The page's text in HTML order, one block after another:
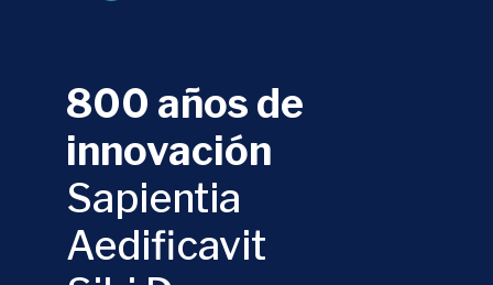
800 años de
innovación
Sapientia
Aedificavit